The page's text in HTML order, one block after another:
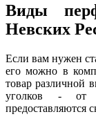
Виды
Невских
Если вам нужен
его можно в
товар
уголков - от
предоставляются